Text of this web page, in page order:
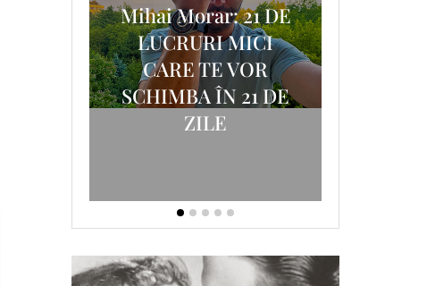
Mihai Morar: 21 DE
LUCRURI MICI
CARE TE VOR
SCHIMBA ÎN 21 DE
ZILE